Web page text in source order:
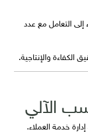
التعامل مع عدد
الكفاءة والإنتاجية.
خدمة العملاء.